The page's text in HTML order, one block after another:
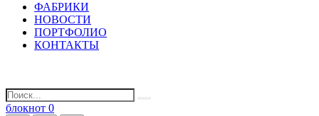
ФАБРИКИ
НОВОСТИ
ПОРТФОЛИО
КОНТАКТЫ
блокнот 0